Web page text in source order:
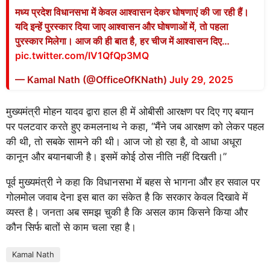
मध्य प्रदेश विधानसभा में केवल आश्वासन देकर घोषणाएं की जा रही हैं।
यदि इन्हें पुरस्कार दिया जाए आश्वासन और घोषणाओं में, तो पहला
पुरस्कार मिलेगा। आज की ही बात है, हर चीज में आश्वासन दिए…
pic.twitter.com/IV1QfQp3MQ
— Kamal Nath (@OfficeOfKNath) July 29, 2025
मुख्यमंत्री मोहन यादव द्वारा हाल ही में ओबीसी आरक्षण पर दिए गए बयान
पर पलटवार करते हुए कमलनाथ ने कहा, “मैंने जब आरक्षण को लेकर पहल
की थी, तो सबके सामने की थी। आज जो हो रहा है, वो आधा अधूरा
कानून और बयानबाजी है। इसमें कोई ठोस नीति नहीं दिखती।”
पूर्व मुख्यमंत्री ने कहा कि विधानसभा में बहस से भागना और हर सवाल पर
गोलमोल जवाब देना इस बात का संकेत है कि सरकार केवल दिखावे में
व्यस्त है। जनता अब समझ चुकी है कि असल काम किसने किया और
कौन सिर्फ बातों से काम चला रहा है।
Kamal Nath